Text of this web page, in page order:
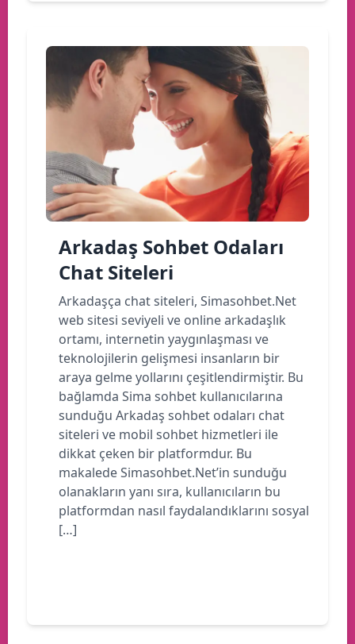
Arkadaş Sohbet Odaları
Chat Siteleri
Arkadaşça chat siteleri, Simasohbet.Net
web sitesi seviyeli ve online arkadaşlık
ortamı, internetin yaygınlaşması ve
teknolojilerin gelişmesi insanların bir
araya gelme yollarını çeşitlendirmiştir. Bu
bağlamda Sima sohbet kullanıcılarına
sunduğu Arkadaş sohbet odaları chat
siteleri ve mobil sohbet hizmetleri ile
dikkat çeken bir platformdur. Bu
makalede Simasohbet.Net’in sunduğu
olanakların yanı sıra, kullanıcıların bu
platformdan nasıl faydalandıklarını sosyal
[…]